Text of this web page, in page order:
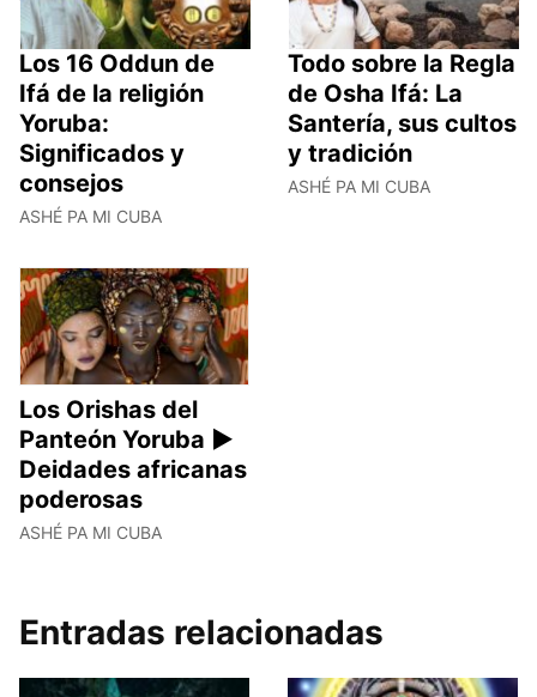
Los 16 Oddun de
Ifá de la religión
Yoruba:
Significados y
consejos
ASHÉ PA MI CUBA
Todo sobre la Regla
de Osha Ifá: La
Santería, sus cultos
y tradición
ASHÉ PA MI CUBA
Los Orishas del
Panteón Yoruba ►
Deidades africanas
poderosas
ASHÉ PA MI CUBA
Entradas relacionadas